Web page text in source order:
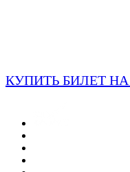
КУПИТЬ БИЛЕТ